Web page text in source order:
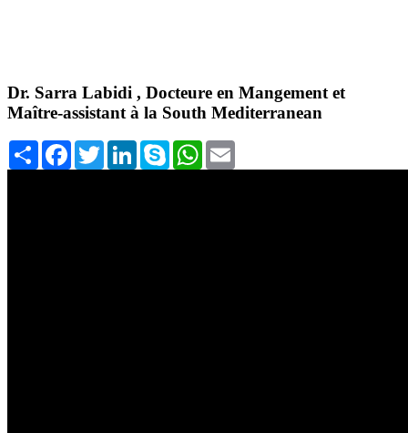
Dr. Sarra Labidi , Docteure en Mangement et
Maître-assistant à la South Mediterranean
Share FacebookTwitterLinkedInSkype WhatsApp